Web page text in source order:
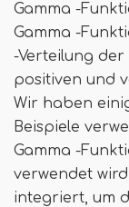
Gamma -
Gamma -
-Verteilung
positiven und
Wir haben
Beispiele
Gamma -
verwendet
integriert, um